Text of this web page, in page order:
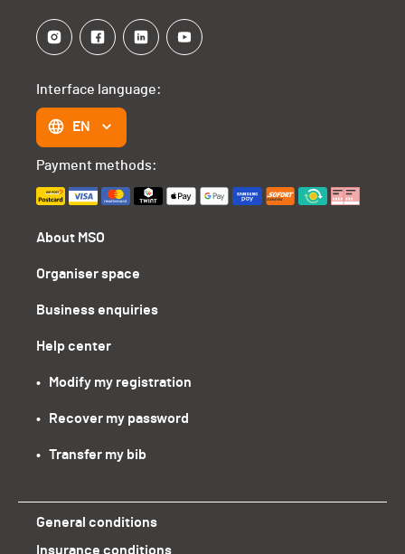
About MSO
Organiser space
Business enquiries
Help center
•   Modify my registration
•   Recover my password
•   Transfer my bib
Interface language:
EN
Payment methods:
General conditions
Insurance conditions